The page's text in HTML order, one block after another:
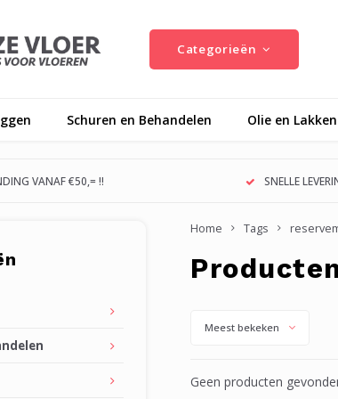
Categorieën
Schuren en Behandelen Olie en Lakken
VANAF €50,= !! SNELLE
Home Tags
Meest bekeken
Geen producten